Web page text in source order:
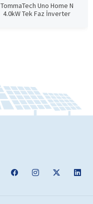
TommaTech Uno Home N
4.0kW Tek Faz İnverter